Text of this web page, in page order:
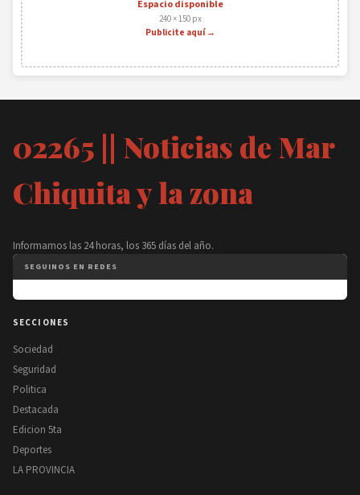
Espacio disponible
240 × 150 px
Publicite aquí →
02265 || Noticias de Mar
Chiquita y la zona
Informamos las 24 horas, los 365 días del año.
SEGUINOS EN REDES
SECCIONES
Sociedad
Seguridad
Politica
Destacada
Edicion 5ta
Deportes
LA PROVINCIA